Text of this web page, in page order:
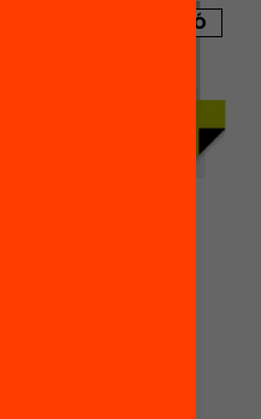
PUBLICACIÓ